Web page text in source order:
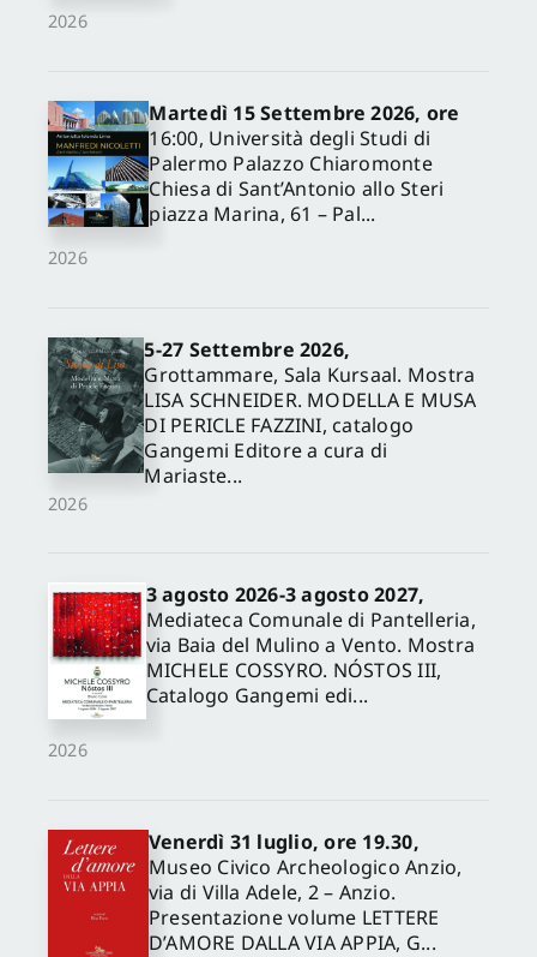
2026
2026
Martedì 15 Settembre 2026, ore
16:00, Università degli Studi di
Palermo Palazzo Chiaromonte
Chiesa di Sant’Antonio allo Steri
piazza Marina, 61 – Pal...
2026
5-27 Settembre 2026,
Grottammare, Sala Kursaal. Mostra
LISA SCHNEIDER. MODELLA E MUSA
DI PERICLE FAZZINI, catalogo
Gangemi Editore a cura di
Mariaste...
2026
3 agosto 2026-3 agosto 2027,
Mediateca Comunale di Pantelleria,
via Baia del Mulino a Vento. Mostra
MICHELE COSSYRO. NÓSTOS III,
Catalogo Gangemi edi...
Venerdì 31 luglio, ore 19.30,
Museo Civico Archeologico Anzio,
via di Villa Adele, 2 – Anzio.
Presentazione volume LETTERE
D’AMORE DALLA VIA APPIA, G...